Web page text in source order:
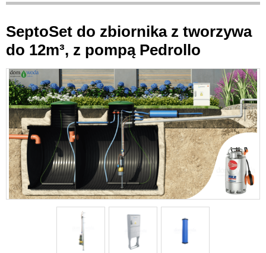
SeptoSet do zbiornika z tworzywa
do 12m³, z pompą Pedrollo